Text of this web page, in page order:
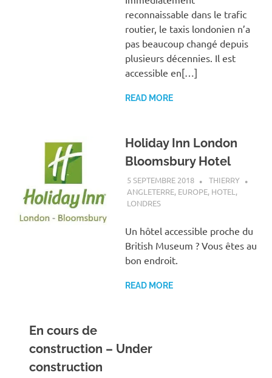
reconnaissable dans le trafic
routier, le taxis londonien n’a
pas beaucoup changé depuis
plusieurs décennies. Il est
accessible en[…]
READ MORE
Holiday Inn London
Bloomsbury Hotel
5 SEPTEMBRE 2018
THIERRY
ANGLETERRE, EUROPE, HOTEL ,
LONDRES
Un hôtel accessible proche du
British Museum ? Vous êtes au
bon endroit.
READ MORE
En cours de
construction – Under
construction